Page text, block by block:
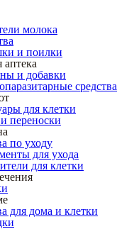
молока
и поилки
аптека
и добавки
средства
для клетки
переноски
по уходу
для ухода
для клетки
для дома и клетки